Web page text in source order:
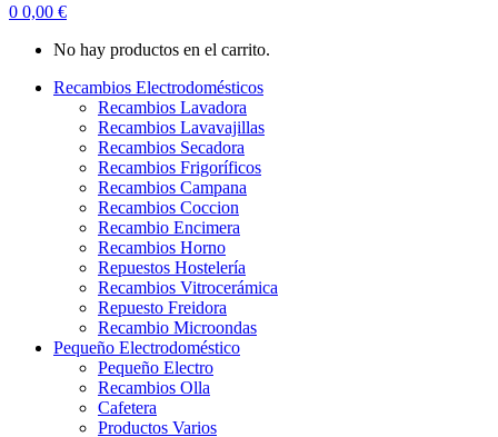
0 0,00 €
No hay productos en el carrito.
Recambios Electrodomésticos
Recambios Lavadora
Recambios Lavavajillas
Recambios Secadora
Recambios Frigoríficos
Recambios Campana
Recambios Coccion
Recambio Encimera
Recambios Horno
Repuestos Hostelería
Recambios Vitrocerámica
Repuesto Freidora
Recambio Microondas
Pequeño Electrodoméstico
Pequeño Electro
Recambios Olla
Cafetera
Productos Varios